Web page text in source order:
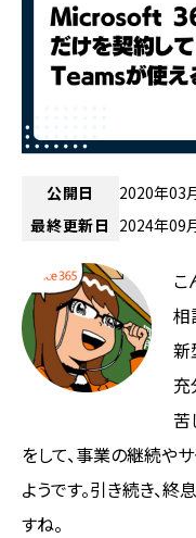
公開日
2020年03
最終更新日 2024年09
こ
相
新
充
苦
をして、事業の継続や
ようです。引き続き、
すね。